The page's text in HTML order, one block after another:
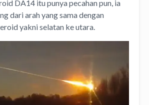
DA14 itu punya pecahan pun, ia
dari arah yang sama dengan
yakni selatan ke utara.